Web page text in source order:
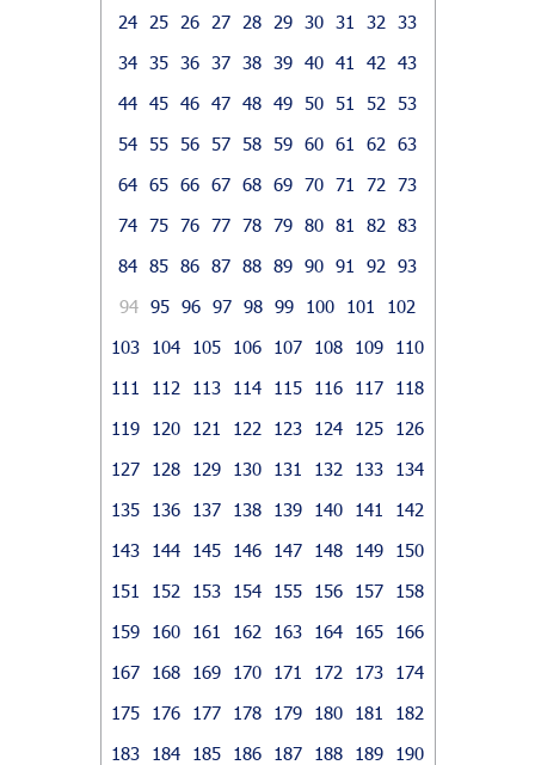
24
25 26 27 28 29 30 31 32
33
34 35 36 37 38 39 40 41 42
43
44 45 46 47 48 49 50 51 52
53
54 55 56 57 58 59 60 61 62
63
64 65 66 67 68 69 70 71 72
73
74 75 76 77 78 79 80 81 82
83
84 85 86 87 88 89 90 91 92
93
94 95 96 97 98 99 100 101
102
103
104 105 106 107 108 109
110
111
112 113 114 115 116 117
118
119
120 121 122 123 124 125
126
127
128 129 130 131 132 133
134
135
136 137 138 139 140 141
142
143
144 145 146 147 148 149
150
151
152 153 154 155 156 157
158
159
160 161 162 163 164 165
166
167
168 169 170 171 172 173
174
175
176 177 178 179 180 181
182
183
184 185 186 187 188 189
190